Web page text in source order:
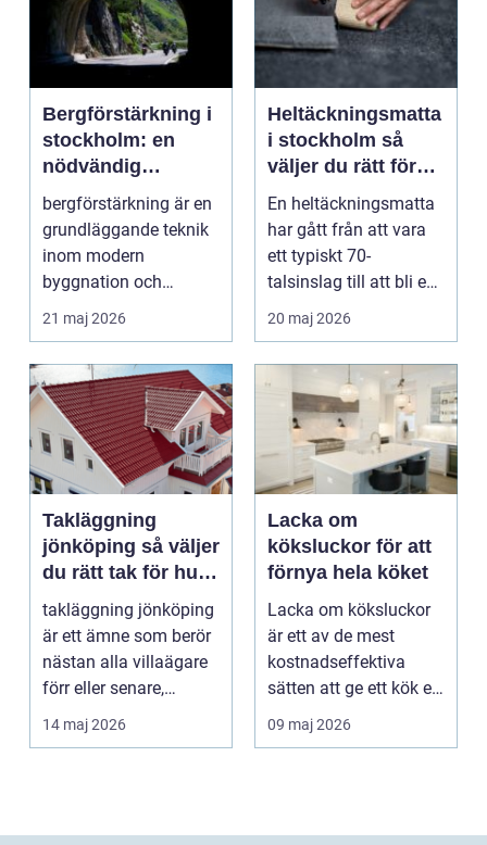
Bergförstärkning i
stockholm: en
nödvändig
byggteknik
bergförstärkning är en
grundläggande teknik
inom modern
byggnation och
infrastrukturutveckling,
särs...
21 maj 2026
Heltäckningsmatta
i stockholm så
väljer du rätt för
hem och kontor
En heltäckningsmatta
har gått från att vara
ett typiskt 70-
talsinslag till att bli en
modern lösning...
20 maj 2026
Takläggning
jönköping så väljer
du rätt tak för hus
och klimat
takläggning jönköping
är ett ämne som berör
nästan alla villaägare
förr eller senare,
eftersom taket...
14 maj 2026
Lacka om
köksluckor för att
förnya hela köket
Lacka om köksluckor
är ett av de mest
kostnadseffektiva
sätten att ge ett kök ett
helt nytt uttryck ...
09 maj 2026